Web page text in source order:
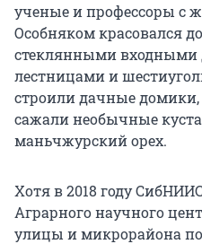
ученые и профессоры с
Особняком красовался
стеклянными
лестницами и
строили дачные
сажали необычные
маньчжурский орех.
Хотя в 2018 году
Аграрного научного
улицы и микрорайона